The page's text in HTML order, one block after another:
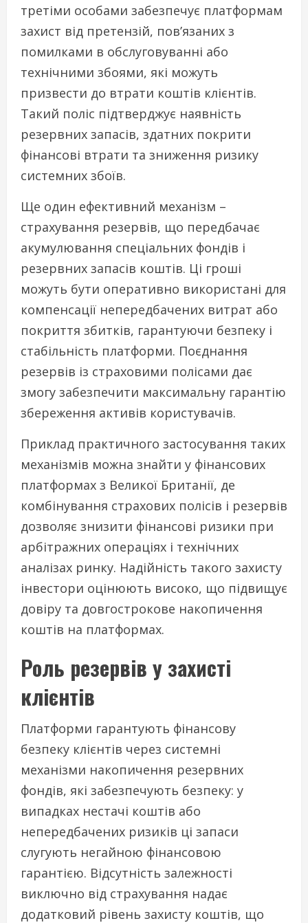
третіми особами забезпечує платформам
захист від претензій, пов’язаних з
помилками в обслуговуванні або
технічними збоями, які можуть
призвести до втрати коштів клієнтів.
Такий поліс підтверджує наявність
резервних запасів, здатних покрити
фінансові втрати та зниження ризику
системних збоїв.
Ще один ефективний механізм –
страхування резервів, що передбачає
акумулювання спеціальних фондів і
резервних запасів коштів. Ці гроші
можуть бути оперативно використані для
компенсації непередбачених витрат або
покриття збитків, гарантуючи безпеку і
стабільність платформи. Поєднання
резервів із страховими полісами дає
змогу забезпечити максимальну гарантію
збереження активів користувачів.
Приклад практичного застосування таких
механізмів можна знайти у фінансових
платформах з Великої Британії, де
комбінування страхових полісів і резервів
дозволяє знизити фінансові ризики при
арбітражних операціях і технічних
аналізах ринку. Надійність такого захисту
інвестори оцінюють високо, що підвищує
довіру та довгострокове накопичення
коштів на платформах.
Роль резервів у захисті
клієнтів
Платформи гарантують фінансову
безпеку клієнтів через системні
механізми накопичення резервних
фондів, які забезпечують безпеку: у
випадках нестачі коштів або
непередбачених ризиків ці запаси
слугують негайною фінансовою
гарантією. Відсутність залежності
виключно від страхування надає
додатковий рівень захисту коштів, що